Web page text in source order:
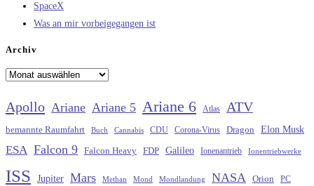
SpaceX
Was an mir vorbeigegangen ist
Archiv
Archiv
Apollo Ariane Ariane 5 Ariane 6 Atlas ATV
bemannte Raumfahrt Buch Cannabis CDU Corona-Virus Dragon Elon Musk
ESA Falcon 9 Falcon Heavy FDP Galileo Ionenantrieb Ionentriebwerke
ISS Jupiter Mars Methan Mond Mondlandung NASA Orion PC